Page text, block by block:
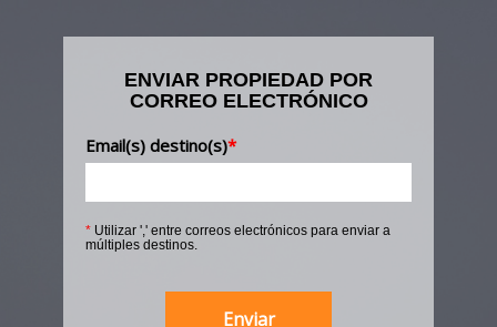
ENVIAR PROPIEDAD POR
CORREO ELECTRÓNICO
Email(s) destino(s)*
*Utilizar ',' entre correos electrónicos para enviar a
múltiples destinos.